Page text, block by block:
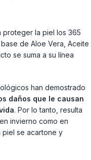
proteger la piel los 365
de Aloe Vera, Aceite
se suma a su línea
han demostrado
daños que le causan
. Por lo tanto, resulta
invierno como en
piel se acartone y